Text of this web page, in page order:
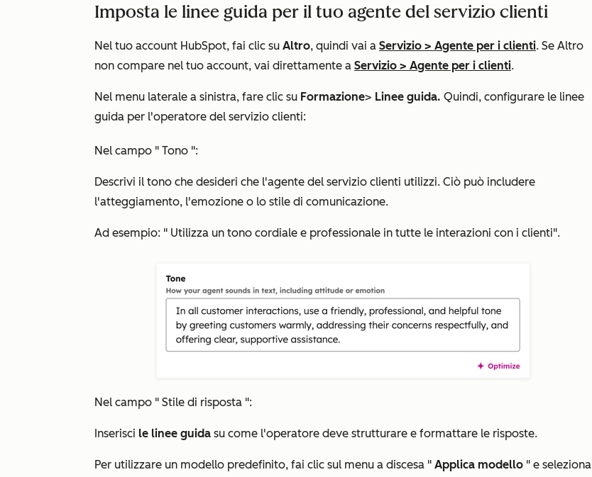
Imposta le linee guida per il tuo agente del servizio clienti
Nel tuo account HubSpot, fai clic su Altro, quindi vai a Servizio > Agente per i clienti. Se Altro
non compare nel tuo account, vai direttamente a Servizio > Agente per i clienti.
Nel menu laterale a sinistra, fare clic su Formazione> Linee guida. Quindi, configurare le linee
guida per l'operatore del servizio clienti:
Nel campo " Tono ":
Descrivi il tono che desideri che l'agente del servizio clienti utilizzi. Ciò può includere
l'atteggiamento, l'emozione o lo stile di comunicazione.
Ad esempio: " Utilizza un tono cordiale e professionale in tutte le interazioni con i clienti".
Nel campo " Stile di risposta ":
Inserisci le linee guida su come l'operatore deve strutturare e formattare le risposte.
Per utilizzare un modello predefinito, fai clic sul menu a discesa " Applica modello " e seleziona